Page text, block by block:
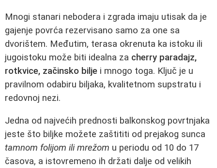
Mnogi stanari nebodera i zgrada imaju utisak da je
gajenje povrća rezervisano samo za one sa
dvorištem. Međutim, terasa okrenuta ka istoku ili
jugoistoku može biti idealna za cherry paradajz,
rotkvice, začinsko bilje i mnogo toga. Ključ je u
pravilnom odabiru biljaka, kvalitetnom supstratu i
redovnoj nezi.
Jedna od najvećih prednosti balkonskog povrtnjaka
jeste što biljke možete zaštititi od prejakog sunca
tamnom folijom ili mrežom u periodu od 10 do 17
časova, a istovremeno ih držati dalje od velikih